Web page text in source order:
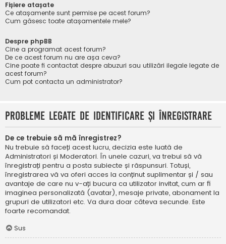
Fișiere atașate
Ce atașamente sunt permise pe acest forum?
Cum găsesc toate atașamentele mele?
Despre phpBB
Cine a programat acest forum?
De ce acest forum nu are așa ceva?
Cine poate fi contactat despre abuzuri sau utilizări ilegale legate de
acest forum?
Cum pot contacta un administrator?
Probleme legate de identificare și înregistrare
De ce trebuie să mă înregistrez?
Nu trebuie să faceți acest lucru, decizia este luată de
Administratori și Moderatori. În unele cazuri, va trebui să vă
înregistrați pentru a posta subiecte și răspunsuri. Totuși,
înregistrarea vă va oferi acces la conținut suplimentar și / sau
avantaje de care nu v-ați bucura ca utilizator invitat, cum ar fi
imaginea personalizată (avatar), mesaje private, abonament la
grupuri de utilizatori etc. Va dura doar câteva secunde. Este
foarte recomandat.
Sus